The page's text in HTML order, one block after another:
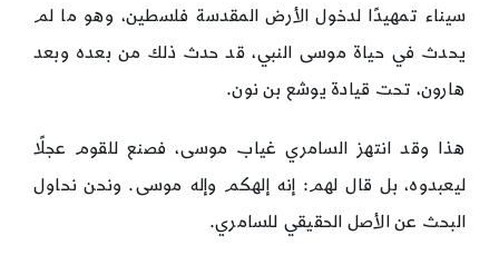
سيناء تمهيدًا لدخول الأرض المقدسة فلسطين، وهو ما لم
يحدث في حياة موسى النبي، قد حدث ذلك من بعده وبعد
هارون، تحت قيادة يوشع بن نون.
هذا وقد انتهز السامري غياب موسى، فصنع للقوم عجلًا
ليعبدوه، بل قال لهم: إنه إلهكم وإله موسى. ونحن نحاول
البحث عن الأصل الحقيقي للسامري.